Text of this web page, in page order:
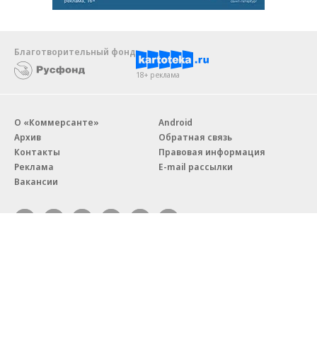
Благотворительный фонд
18+ реклама
О «Коммерсанте»
Архив
Контакты
Реклама
Вакансии
Android
Обратная связь
Правовая информация
E-mail рассылки